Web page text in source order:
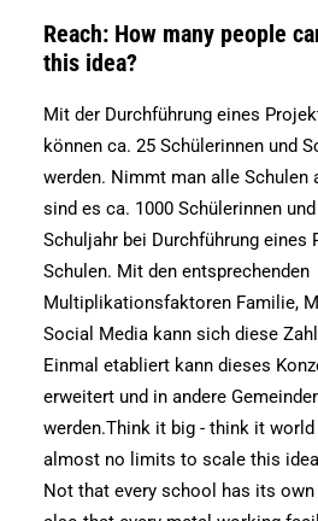
Reach: How many people
this idea?
Mit der Durchführung eines
können ca. 25 Schülerinnen und
werden. Nimmt man alle Schulen
sind es ca. 1000 Schülerinnen
Schuljahr bei Durchführung eines
Schulen. Mit den entsprechenden
Multiplikationsfaktoren Familie,
Social Media kann sich diese
Einmal etabliert kann dieses
erweitert und in andere
werden.Think it big - think it world
almost no limits to scale this
Not that every school has its